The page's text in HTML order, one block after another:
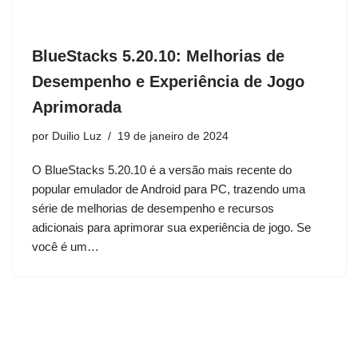
BlueStacks 5.20.10: Melhorias de
Desempenho e Experiência de Jogo
Aprimorada
por Duilio Luz 19 de janeiro de 2024
O BlueStacks 5.20.10 é a versão mais recente do
popular emulador de Android para PC, trazendo uma
série de melhorias de desempenho e recursos
adicionais para aprimorar sua experiência de jogo. Se
você é um…